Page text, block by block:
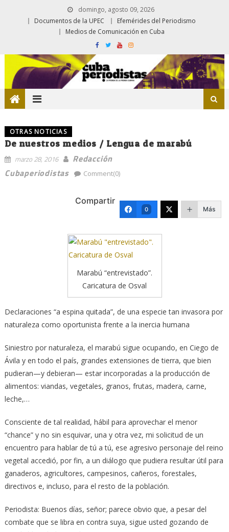
domingo, agosto 09, 2026
Documentos de la UPEC
Efemérides del Periodismo
Medios de Comunicación en Cuba
OTRAS NOTICIAS
De nuestros medios / Lengua de marabú
marzo 28, 2016
Redacción
Cubaperiodistas
Comment(0)
Compartir
0 Más
Marabú “entrevistado”.
Caricatura de Osval
Declaraciones “a espina quitada”, de una especie tan invasora por
naturaleza como oportunista frente a la inercia humana
Siniestro por naturaleza, el marabú sigue ocupando, en Ciego de
Ávila y en todo el país, grandes extensiones de tierra, que bien
pudieran—y debieran— estar incorporadas a la producción de
alimentos: viandas, vegetales, granos, frutas, madera, carne,
leche,…
Consciente de tal realidad, hábil para aprovechar el menor
“chance” y no sin esquivar, una y otra vez, mi solicitud de un
encuentro para hablar de tú a tú, ese agresivo personaje del reino
vegetal accedió, por fin, a un diálogo que pudiera resultar útil para
ganaderos, agricultores, campesinos, cañeros, forestales,
directivos e, incluso, para el resto de la población.
Periodista: Buenos días, señor; parece obvio que, a pesar del
combate que se libra en contra suya, sigue usted gozando de